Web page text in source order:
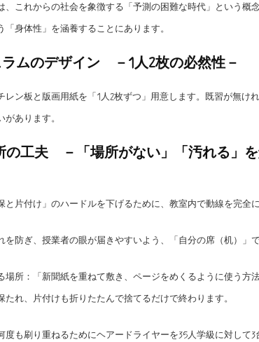
、これからの社会を象徴する「予測の困難な時代」という概
「身体性」を涵養することにあります。
ラムのデザイン －1人2枚の必然性－
レン板と版画用紙を「1人2枚ずつ」用意します。既習が無け
あります。
の工夫 －「場所がない」「汚れる」
と片付け」のハードルを下げるために、教室内で動線を完全
を防ぎ、授業者の眼が届きやすいよう、「自分の席（机）」で
場所：「新聞紙を重ねて敷き、ページをめくるように使う
たれ、片付けも折りたたんで捨てるだけで終わります。
度も刷り重ねるためにヘアードライヤーを35人学級に対し